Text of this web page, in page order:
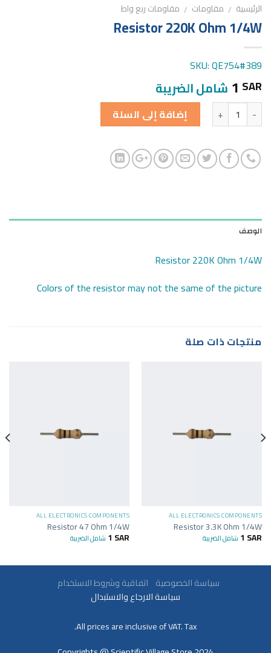
الرئيسية / مقاومات / مقاومات ربع واط
Resistor 220K Ohm 1/4W
SKU: QE754#389
1 SAR شامل الضريبة
الكمية إضافة إلى السلة
الوصف
Resistor 220K Ohm 1/4W
Colors of the resistor may not the same of the picture
منتجات ذات صلة
ALL ELECTRONICS COMPONENTS
Resistor 3.3K Ohm 1/4W
1 SAR شامل الضريبة
ALL ELECTRONICS COMPONENTS
Resistor 47 Ohm 1/4W
1 SAR شامل الضريبة
سياسة الخصوصية اتفاقية وشروط الاستخدام
سياسة الارجاع والاستبدال
All prices are inclusive of VAT. Tax.